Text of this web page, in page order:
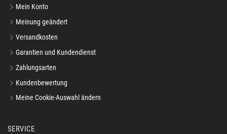
Mein Konto
Meinung geändert
Versandkosten
Garantien und Kundendienst
Zahlungsarten
Kundenbewertung
Meine Cookie-Auswahl ändern
SERVICE